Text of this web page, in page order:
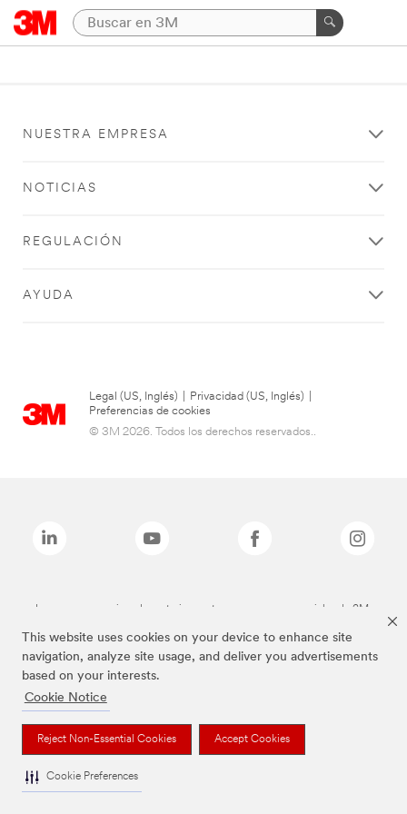
This website uses cookies on your device to enhance site
navigation, analyze site usage, and deliver you advertisements
based on your interests.
Cookie Notice
Reject Non-Essential Cookies Accept Cookies
Cookie Preferences
NUESTRA EMPRESA
NOTICIAS
REGULACIÓN
AYUDA
Legal (US, Inglés) Privacidad (US, Inglés)
Preferencias de cookies
© 3M 2026. Todos los derechos reservados..
Las marcas mencionadas anteriormente son marcas comerciales de 3M.